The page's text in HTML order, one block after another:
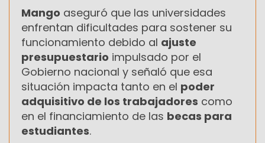
Mango aseguró que las universidades
enfrentan dificultades para sostener su
funcionamiento debido al ajuste
presupuestario impulsado por el
Gobierno nacional y señaló que esa
situación impacta tanto en el poder
adquisitivo de los trabajadores como
en el financiamiento de las becas para
estudiantes.